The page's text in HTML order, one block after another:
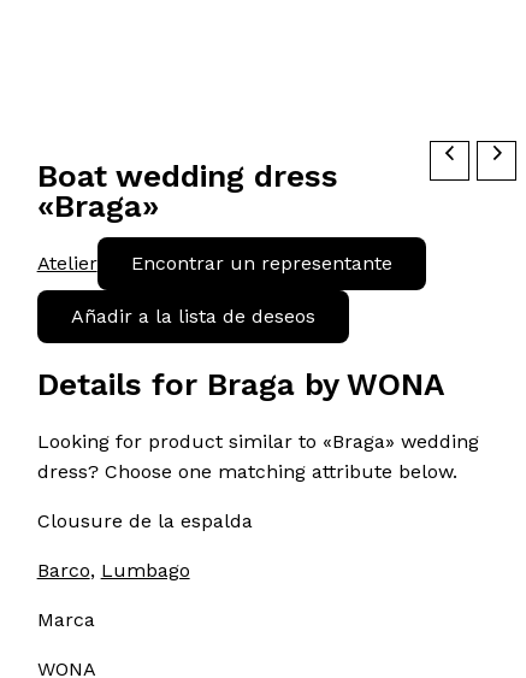
Boat wedding dress
«Braga»
Atelier Encontrar un representante
Añadir a la lista de deseos
Details for Braga by WONA
Looking for product similar to «Braga» wedding
dress? Choose one matching attribute below.
Clousure de la espalda
Barco, Lumbago
Marca
WONA